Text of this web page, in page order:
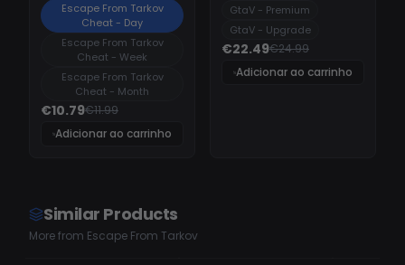
Escape From Tarkov
Cheat - Day
Escape From Tarkov
Cheat - Week
Escape From Tarkov
Cheat - Month
€10.79€11.99
Adicionar ao carrinho
GtaV - Premium
GtaV - Upgrade
€22.49€24.99
Adicionar ao carrinho
Similar Products
More from Escape From Tarkov
UNDETECTED UNDETECTED